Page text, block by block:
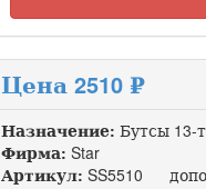
Цена 2510 ₽
Назначение: Бутсы 13-
Фирма: Star
Артикул: SS5510